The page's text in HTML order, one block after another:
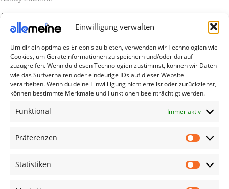
Einwilligung verwalten
Um dir ein optimales Erlebnis zu bieten, verwenden wir Technologien wie
Cookies, um Geräteinformationen zu speichern und/oder darauf
zuzugreifen. Wenn du diesen Technologien zustimmst, können wir Daten
wie das Surfverhalten oder eindeutige IDs auf dieser Website
verarbeiten. Wenn du deine Einwillligung nicht erteilst oder zurückziehst,
können bestimmte Merkmale und Funktionen beeinträchtigt werden.
Funktional Immer aktiv
Präferenzen
Statistiken
Airpod Zubehör
Gamingsachen
Useful Links
Aktionen
Blog
Lieferung & Rückgabe
Outlet